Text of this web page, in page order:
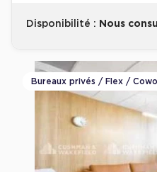
Disponibilité : Nous
Bureaux privés / Flex /